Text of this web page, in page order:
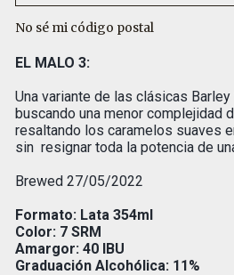
No sé mi código postal
EL MALO 3:
Una variante de las clásicas
buscando una menor complejidad
resaltando los caramelos suaves
sin resignar toda la potencia de
Brewed 27/05/2022
Formato: Lata 354ml
Color: 7 SRM
Amargor: 40 IBU
Graduación Alcohólica: 11%